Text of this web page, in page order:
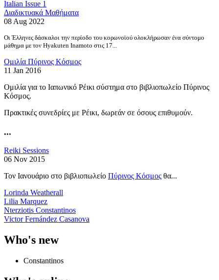
Italian Issue 1
Διαδικτυακά Μαθήματα
08 Aug 2022
Οι Έλληνες δάσκαλοι την περίοδο του κορωνοϊού ολοκλήρωσαν ένα σύντομο
μάθημα με τον Hyakuten Inamoto στις 17...
Ομιλία Πύρινος Κόσμος
11 Jan 2016
Ομιλία για το Ιαπωνικό Ρέικι σύστημα στο βιβλιοπωλείο Πύρινος
Κόσμος.
Πρακτικές συνεδρίες με Ρέικι, δωρεάν σε όσους επιθυμούν.
...
Reiki Sessions
06 Nov 2015
Τον Ιανουάριο στο βιβλιοπωλείο Πύρινος Κόσμος θα...
Lorinda Weatherall
Lilia Marquez
Nterziotis Constantinos
Victor Fernández Casanova
Who's new
Constantinos